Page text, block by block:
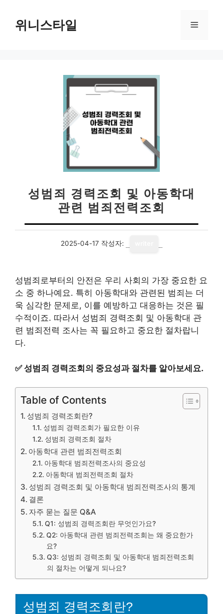
위니스타일 메
성범죄 경력조회 및 아동학대
관련 범죄전력조회
2025-04-17 작성자:
성범죄로부터의 안전은 우리 사회의 가장 중요한 요
소 중 하나예요. 특히 아동학대와 관련된 범죄는 더
욱 심각한 문제로, 이를 예방하고 대응하는 것은 필
수적이죠. 따라서 성범죄 경력조회 및 아동학대 관
련 범죄전력 조사는 꼭 필요하고 중요한 절차랍니
다.
✅성범죄 경력조회의 중요성과 절차를 알아보세요.
Table of Contents
성범죄 경력조회란?
성범죄 경력조회가 필요한 이유
성범죄 경력조회 절차
아동학대 관련 범죄전력조회
아동학대 범죄전력조사의 중요성
아동학대 범죄전력조회 절차
성범죄 경력조회 및 아동학대 범죄전력조사의 통계
결론
자주 묻는 질문 Q&A
Q1: 성범죄 경력조회란 무엇인가요?
Q2: 아동학대 관련 범죄전력조회는 왜 중요한가
요?
Q3: 성범죄 경력조회 및 아동학대 범죄전력조회
의 절차는 어떻게 되나요?
성범죄 경력조회란?